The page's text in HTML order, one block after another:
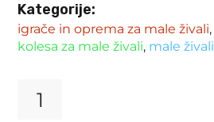
Kategorije:
igrače in oprema za male živali,
kolesa za male živali, male živali